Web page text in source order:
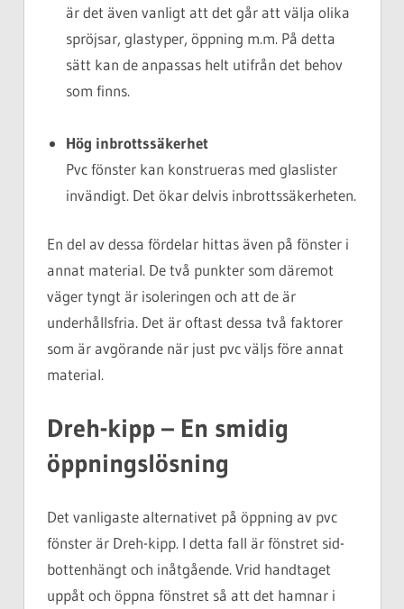
är det även vanligt att det går att välja olika
spröjsar, glastyper, öppning m.m. På detta
sätt kan de anpassas helt utifrån det behov
som finns.
Hög inbrottssäkerhet
Pvc fönster kan konstrueras med glaslister
invändigt. Det ökar delvis inbrottssäkerheten.
En del av dessa fördelar hittas även på fönster i
annat material. De två punkter som däremot
väger tyngt är isoleringen och att de är
underhållsfria. Det är oftast dessa två faktorer
som är avgörande när just pvc väljs före annat
material.
Dreh-kipp – En smidig
öppningslösning
Det vanligaste alternativet på öppning av pvc
fönster är Dreh-kipp. I detta fall är fönstret sid-
bottenhängt och inåtgående. Vrid handtaget
uppåt och öppna fönstret så att det hamnar i